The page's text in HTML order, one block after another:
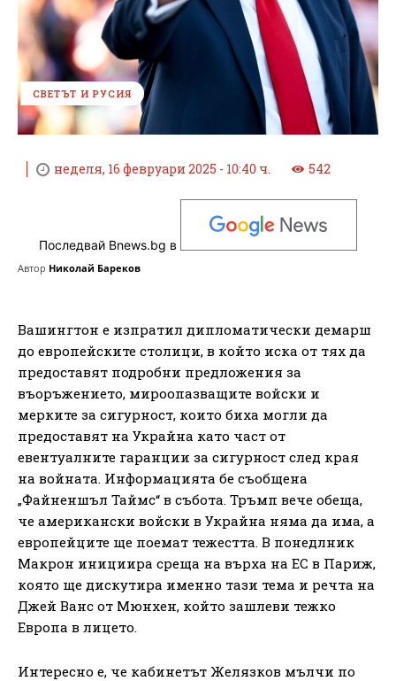
СВЕТЪТ И РУСИЯ
неделя, 16 февруари 2025 - 10:40 ч. 542
Последвай Bnews.bg в
Автор Николай Бареков
Вашингтон е изпратил дипломатически демарш
до европейските столици, в който иска от тях да
предоставят подробни предложения за
въоръжението, мироопазващите войски и
мерките за сигурност, които биха могли да
предоставят на Украйна като част от
евентуалните гаранции за сигурност след края
на войната. Информацията бе съобщена
„Файненшъл Таймс“ в събота. Тръмп вече обеща,
че американски войски в Украйна няма да има, а
европейците ще поемат тежестта. В понедлник
Макрон инициира среща на върха на ЕС в Париж,
която ще дискутира именно тази тема и речта на
Джей Ванс от Мюнхен, който зашлеви тежко
Европа в лицето.
Интересно е, че кабинетът Желязков мълчи по